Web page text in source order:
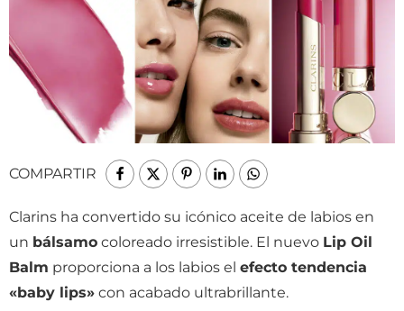
COMPARTIR
Clarins ha convertido su icónico aceite de labios en
un bálsamo coloreado irresistible. El nuevo Lip Oil
Balm proporciona a los labios el efecto tendencia
«baby lips» con acabado ultrabrillante.